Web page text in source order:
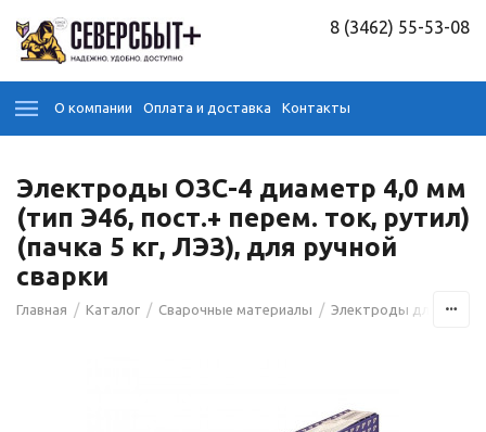
8 (3462) 55-53-08
О компании Оплата и доставка Контакты
Электроды ОЗС-4 диаметр 4,0 мм
(тип Э46, пост.+ перем. ток, рутил)
(пачка 5 кг, ЛЭЗ), для ручной
сварки
Главная / Каталог / Сварочные материалы / Электроды для сварки